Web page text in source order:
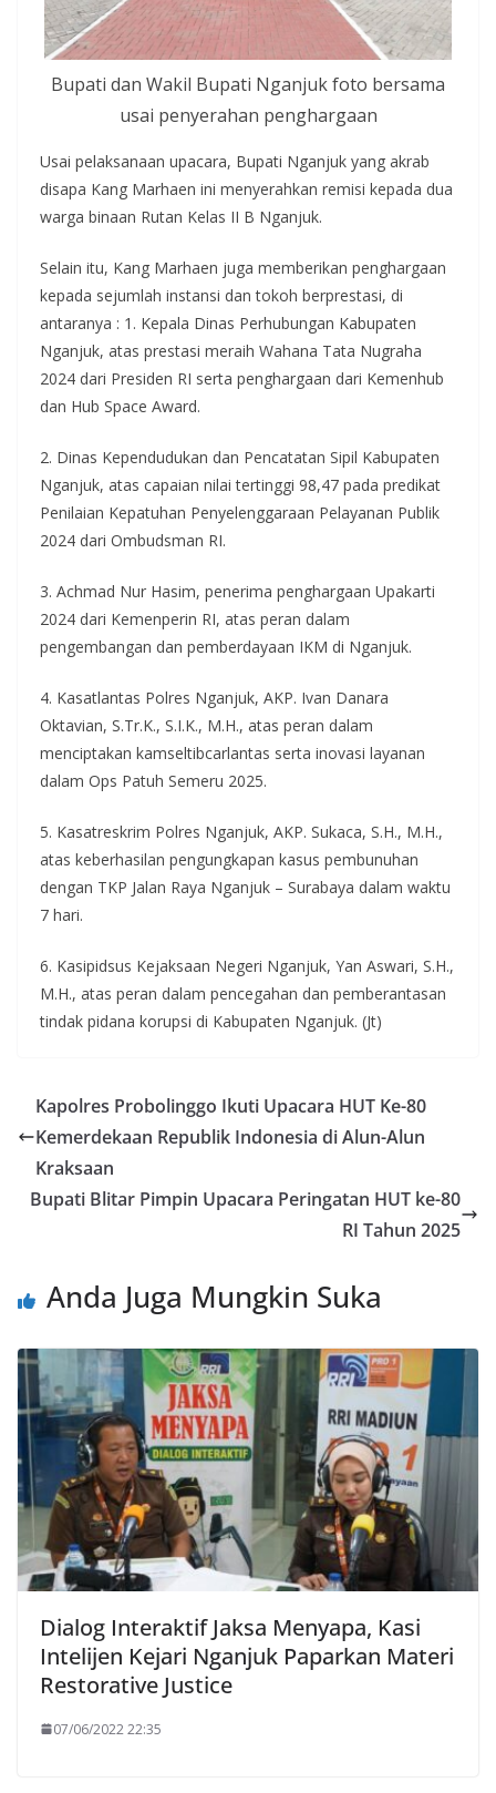
Bupati dan Wakil Bupati Nganjuk foto bersama
usai penyerahan penghargaan
Usai pelaksanaan upacara, Bupati Nganjuk yang akrab
disapa Kang Marhaen ini menyerahkan remisi kepada dua
warga binaan Rutan Kelas II B Nganjuk.
Selain itu, Kang Marhaen juga memberikan penghargaan
kepada sejumlah instansi dan tokoh berprestasi, di
antaranya : 1. Kepala Dinas Perhubungan Kabupaten
Nganjuk, atas prestasi meraih Wahana Tata Nugraha
2024 dari Presiden RI serta penghargaan dari Kemenhub
dan Hub Space Award.
2. Dinas Kependudukan dan Pencatatan Sipil Kabupaten
Nganjuk, atas capaian nilai tertinggi 98,47 pada predikat
Penilaian Kepatuhan Penyelenggaraan Pelayanan Publik
2024 dari Ombudsman RI.
3. Achmad Nur Hasim, penerima penghargaan Upakarti
2024 dari Kemenperin RI, atas peran dalam
pengembangan dan pemberdayaan IKM di Nganjuk.
4. Kasatlantas Polres Nganjuk, AKP. Ivan Danara
Oktavian, S.Tr.K., S.I.K., M.H., atas peran dalam
menciptakan kamseltibcarlantas serta inovasi layanan
dalam Ops Patuh Semeru 2025.
5. Kasatreskrim Polres Nganjuk, AKP. Sukaca, S.H., M.H.,
atas keberhasilan pengungkapan kasus pembunuhan
dengan TKP Jalan Raya Nganjuk – Surabaya dalam waktu
7 hari.
6. Kasipidsus Kejaksaan Negeri Nganjuk, Yan Aswari, S.H.,
M.H., atas peran dalam pencegahan dan pemberantasan
tindak pidana korupsi di Kabupaten Nganjuk. (Jt)
Kapolres Probolinggo Ikuti Upacara HUT Ke-80
Kemerdekaan Republik Indonesia di Alun-Alun
Kraksaan
Bupati Blitar Pimpin Upacara Peringatan HUT ke-80
RI Tahun 2025
Anda Juga Mungkin Suka
Dialog Interaktif Jaksa Menyapa, Kasi
Intelijen Kejari Nganjuk Paparkan Materi
Restorative Justice
07/06/2022 22:35